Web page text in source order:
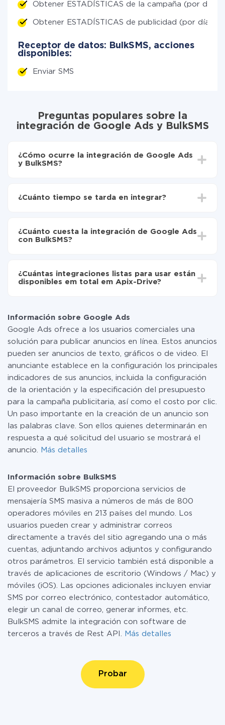
Obtener ESTADÍSTICAS de la campaña (por día)
Obtener ESTADÍSTICAS de publicidad (por día)
Receptor de datos: BulkSMS, acciones
disponibles:
Enviar SMS
Preguntas populares sobre la
integración de Google Ads y BulkSMS
¿Cómo ocurre la integración de Google Ads
y BulkSMS?
Elija qué datos transferir de Google Ads a BulkSMS
de Google Ads a BulkSMS
¿Cuánto tiempo se tarda en integrar?
oscilar entre 5 y 30 minutos. En promedio, la
configuración tarda entre 10 y 15 minutos.
¿Cuánto cuesta la integración de Google Ads
con BulkSMS?
tarifas. Usted solo paga por la cantidad de datos que
realmente se transfieren de uno de sus sistemas a otro
manera segura un plan de tarifa gratuita o cambiar a
uno de pago, si es necesario. Más detalles sobre
tarifas.
¿Cuántas integraciones listas para usar están
disponibles em total em Apix-Drive?
Información sobre Google Ads
Google Ads ofrece a los usuarios comerciales una
solución para publicar anuncios en línea. Estos anuncios
pueden ser anuncios de texto, gráficos o de video. El
anunciante establece en la configuración los principales
indicadores de sus anuncios, incluida la configuración
de la orientación y la especificación del presupuesto
para la campaña publicitaria, así como el costo por clic.
Un paso importante en la creación de un anuncio son
las palabras clave. Son ellos quienes determinarán en
respuesta a qué solicitud del usuario se mostrará el
anuncio.
Más detalles
Información sobre BulkSMS
El proveedor BulkSMS proporciona servicios de
mensajería SMS masiva a números de más de 800
operadores móviles en 213 países del mundo. Los
usuarios pueden crear y administrar correos
directamente a través del sitio agregando una o más
cuentas, adjuntando archivos adjuntos y configurando
otros parámetros. El servicio también está disponible a
través de aplicaciones de escritorio (Windows / Mac) y
móviles (iOS). Las opciones adicionales incluyen enviar
SMS por correo electrónico, contestador automático,
elegir un canal de correo, generar informes, etc.
BulkSMS admite la integración con software de
terceros a través de Rest API.
Más detalles
Probar